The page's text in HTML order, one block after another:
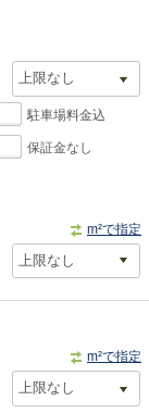
駐車場料金込
保証金なし
m²で指定
m²で指定